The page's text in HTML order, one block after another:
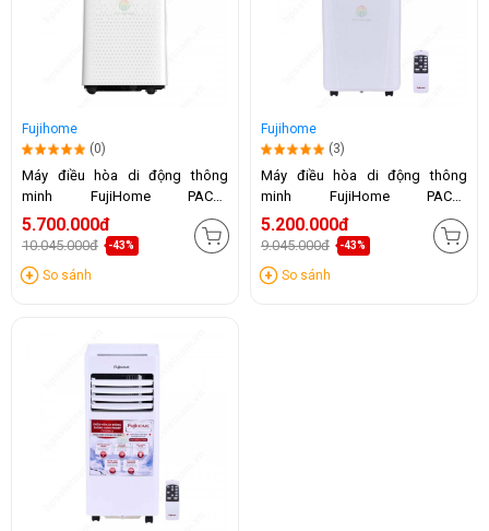
Fujihome
(0)
Máy điều hòa di động thông
minh FujiHome PAC10
(10.000BTU)
5.700.000đ
10.045.000đ -43%
So sánh
Fujihome
(3)
Máy điều hòa di động thông
minh FujiHome PAC09
(9000BTU)
5.200.000đ
9.045.000đ -43%
So sánh